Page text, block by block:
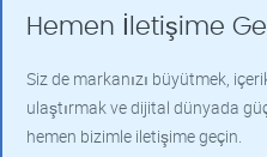
Hemen İletişime
Siz de markanızı büyütmek,
ulaştırmak ve dijital dünyada
hemen bizimle iletişime geçin.